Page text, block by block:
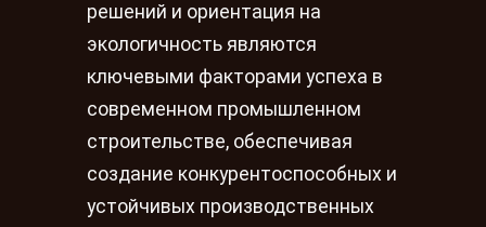
решений и ориентация на
экологичность являются
ключевыми факторами успеха в
современном промышленном
строительстве, обеспечивая
создание конкурентоспособных и
устойчивых производственных